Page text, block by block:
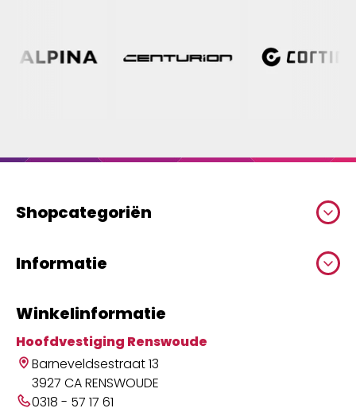
Shopcategoriën
Informatie
Winkelinformatie
Hoofdvestiging Renswoude
Barneveldsestraat 13
3927 CA RENSWOUDE
0318 - 57 17 61